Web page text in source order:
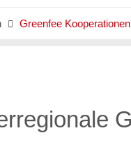
 Greenfee Kooperationen